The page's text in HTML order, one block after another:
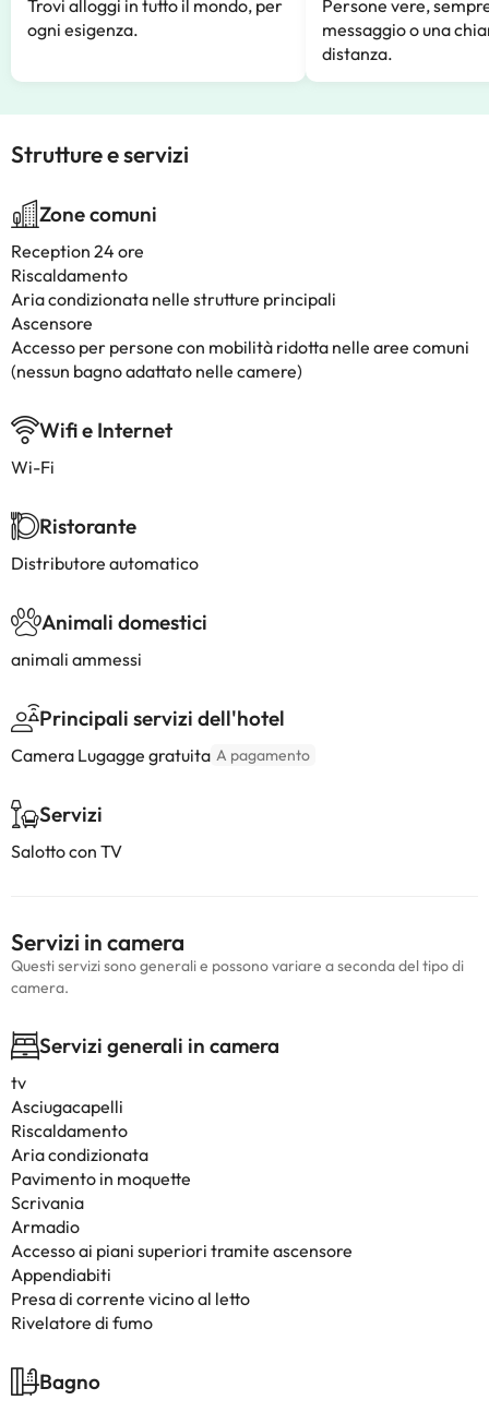
Trovi alloggi in tutto il mondo, per
ogni esigenza.
Persone vere,
messaggio o una
distanza.
Strutture e servizi
Zone comuni
Reception 24 ore
Riscaldamento
Aria condizionata nelle strutture principali
Ascensore
Accesso per persone con mobilità ridotta nelle aree comuni
(nessun bagno adattato nelle camere)
Wifi e Internet
Wi-Fi
Ristorante
Distributore automatico
Animali domestici
animali ammessi
Principali servizi dell'hotel
Camera Lugagge gratuita A pagamento
Servizi
Salotto con TV
Servizi in camera
Questi servizi sono generali e possono variare a seconda del tipo di
camera.
Servizi generali in camera
tv
Asciugacapelli
Riscaldamento
Aria condizionata
Pavimento in moquette
Scrivania
Armadio
Accesso ai piani superiori tramite ascensore
Appendiabiti
Presa di corrente vicino al letto
Rivelatore di fumo
Bagno